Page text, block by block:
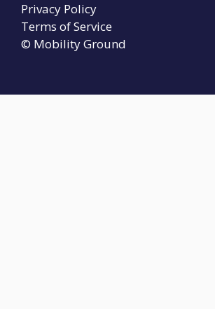
© Mobility Ground
Privacy Policy
Terms of Service